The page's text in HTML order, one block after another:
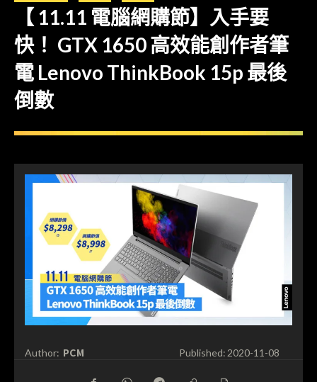
【 11.11 電腦網購節】入手要
快！ GTX 1650 高效能創作者筆
電 Lenovo ThinkBook 15p 最後
倒數
Author: PCM Published: 2020-11-08